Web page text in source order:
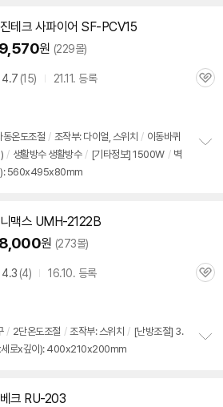
테크 사파이어 SF-PCV15
원 (229몰)
4.7 (상
뷰
15) 21.11. 등록
관
동온도조절 / 조작부: 다이얼, 스위치 / 이동바퀴
/ 생활방수 생활방수 / [기타정보] 1500W / 벽
): 560x495x80mm
맥스 UMH-2122B
원 (273몰)
4.3 (상
뷰
4) 16.10. 등록
관
/ 2단온도조절 / 조작부:스위치 / [난방조절] 3.
세로x깊이): 400x210x200mm
크 RU-203